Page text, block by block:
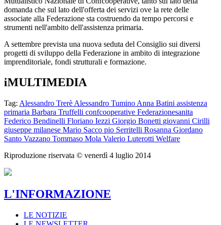
domanda che sul lato dell'offerta dei servizi ove la rete delle
associate alla Federazione sta costruendo da tempo percorsi e
strumenti nell'ambito dell'assistenza primaria.
A settembre prevista una nuova seduta del Consiglio sui diversi
progetti di sviluppo della Federazione in ambito di integrazione
imprenditoriale, fondi strutturali e formazione.
iMULTIMEDIA
Tag: Alessandro Trerè Alessandro Tumino Anna Batini assistenza
primaria Barbara Truffelli confcooperative Federazionesanita
Federico Bendinelli Floriano Iezzi Giorgio Bonetti giovanni Cirilli
giuseppe milanese Mario Sacco pio Serritelli Rosanna Giordano
Santo Vazzano Tommaso Mola Valerio Luterotti Welfare
Riproduzione riservata © venerdì 4 luglio 2014
L'INFORMAZIONE
LE NOTIZIE